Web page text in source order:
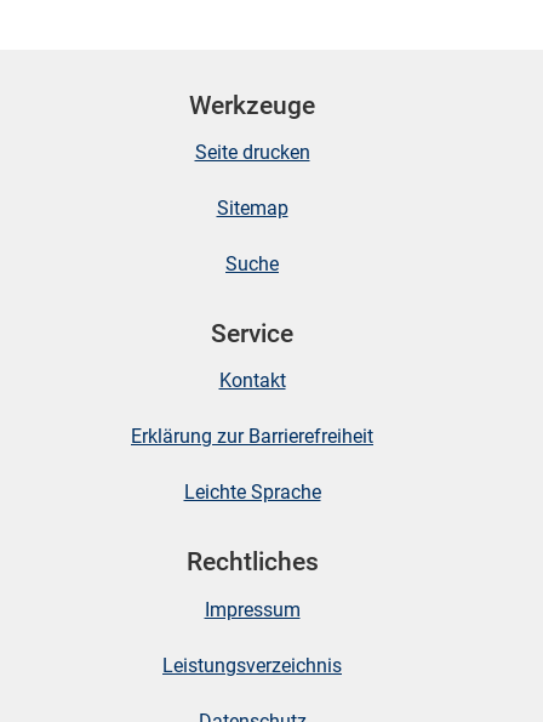
(Mikrozensus)
Werkzeuge
Seite drucken
Sitemap
Suche
Service
Kontakt
Erklärung zur Barrierefreiheit
Leichte Sprache
Rechtliches
Impressum
Leistungsverzeichnis